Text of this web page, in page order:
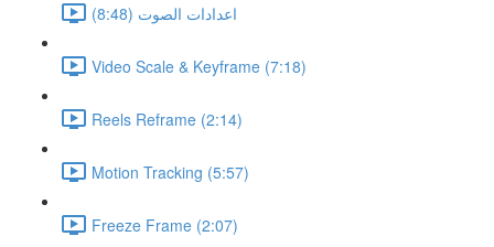
اعدادات الصوت (8:48)
Video Scale & Keyframe (7:18)
Reels Reframe (2:14)
Motion Tracking (5:57)
Freeze Frame (2:07)